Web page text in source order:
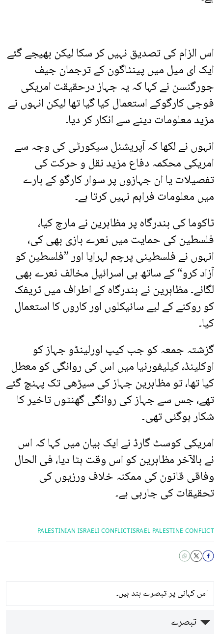
اس الزام کی تصدیق نہیں کر سکا لیکن بھیجے گئے
ایک ای میل میں پینٹاگون کے ترجمان جیف
جورگنسن نے کہا کہ یہ جہاز درحقیقت امریکی
فوجی کارگوکے استعمال کیا گیا تھا لیکن انہوں نے
مزید معلومات دینے سے انکار کر دیا۔
انہوں نے لکھا کہ آپریشنل سیکورٹی کی وجہ سے
امریکی محکمہ دفاع مزید نقل و حرکت کی
تفصیلات یا ان جہازوں پر سوار کارگو کے بارے
میں معلومات فراہم نہیں کرتا ہے۔
ٹاکوما کی بندرگاہ پر مظاہرین نے مارچ کیا،
فلسطین کی حمایت میں نعرے بازی بھی کی،
انہوں نے فلسطینی پرچم لہرایا اور ”فلسطین کو
آزاد کرو“ کے ساتھ ہی اسرائیل مخالف نعرے بھی
لگائے۔ مظاہرین نے بندرگاہ کے اطراف میں ٹریفک
کو روکنے کے لیے سائیکلوں اور کاروں کا استعمال
کیا۔
گزشتہ جمعہ کو جب کیپ اورلینڈو جہاز کو
اوکلینڈ، کیلیفورنیا میں اس کی روانگی کو معطل
کیا تھا، تو مظاہرین جہاز کی سیڑھی تک پہنچ گئے
تھے، جس سے جہاز کی روانگی گھنٹوں تاخیر کا
شکار ہوگئی تھی۔
امریکی کوسٹ گارڈ نے ایک بیان میں کہا کہ اس
نے بالآخر مظاہرین کو اس وقت ہٹا دیا، فی الحال
وفاقی قانون کی ممکنہ خلاف ورزیوں کی
تحقیقات کی جارہی ہے۔
ISRAEL PALESTINE CONFLICT
PALESTINIAN ISRAELI CONFLICT
اس کہانی پر تبصرے بند ہیں۔
تبصرے